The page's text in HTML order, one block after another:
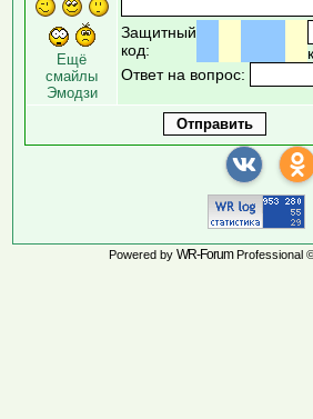
Ещё
смайлы
Эмодзи
Защитный
код:
Ответ на вопрос:
Powered by WR-ForumProfessional